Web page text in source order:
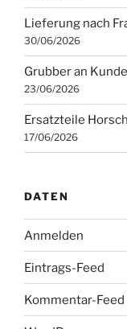
Lieferung nach
30/06/2026
Grubber an
23/06/2026
Ersatzteile
17/06/2026
DATEN
Anmelden
Eintrags-Feed
Kommentar-Feed